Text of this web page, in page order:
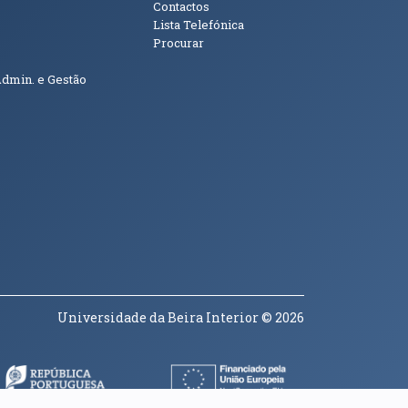
e Gestão
Contactos
Lista Telefónica
Procurar
Universidade da Beira Interior© 2026
janela) (abre em nova janela)